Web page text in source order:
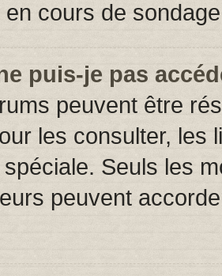
en cours de
puis-je pas
peuvent être
les consulter, les
Seuls les
peuvent